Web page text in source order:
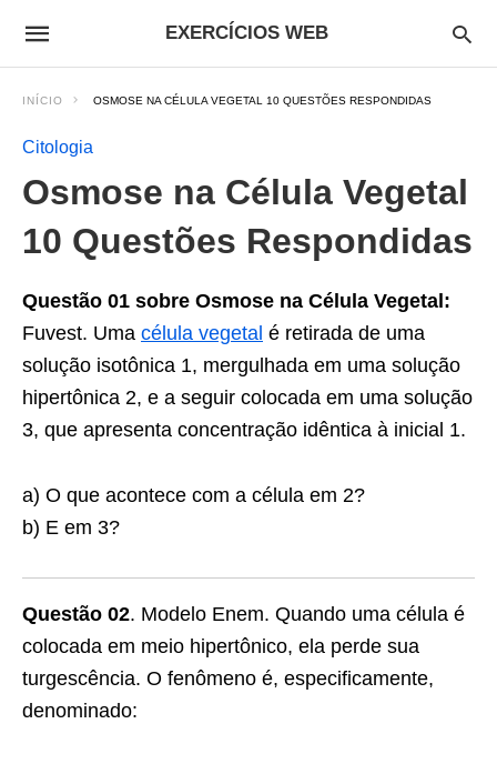
EXERCÍCIOS WEB
INÍCIO OSMOSE NA CÉLULA VEGETAL 10 QUESTÕES RESPONDIDAS
Citologia
Osmose na Célula Vegetal
10 Questões Respondidas
Questão 01 sobre Osmose na Célula Vegetal:
Fuvest. Uma célula vegetal é retirada de uma
solução isotônica 1, mergulhada em uma solução
hipertônica 2, e a seguir colocada em uma solução
3, que apresenta concentração idêntica à inicial 1.
a) O que acontece com a célula em 2?
b) E em 3?
Questão 02. Modelo Enem. Quando uma célula é
colocada em meio hipertônico, ela perde sua
turgescência. O fenômeno é, especificamente,
denominado: